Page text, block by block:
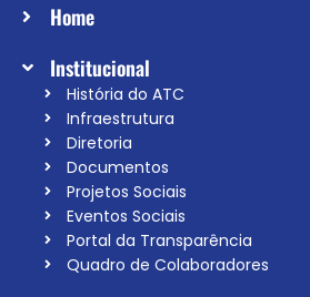
Home
Institucional
História do ATC
Infraestrutura
Diretoria
Documentos
Projetos Sociais
Eventos Sociais
Portal da Transparência
Quadro de Colaboradores